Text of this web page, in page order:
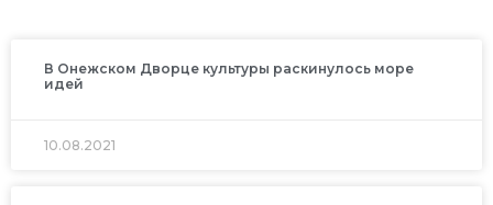
В Онежском Дворце культуры раскинулось море
идей
10.08.2021